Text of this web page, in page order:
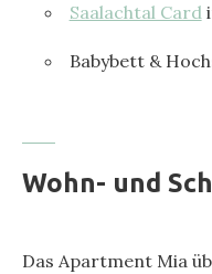
Saalachtal Card
Babybett &
Wohn- und
Das Apartment Mia